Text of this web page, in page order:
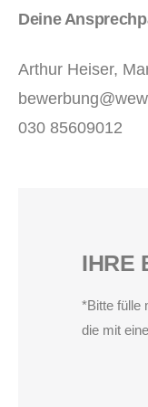
Deine
Arthur Heiser,
030 85609012
IHRE
*Bitte fülle
die mit